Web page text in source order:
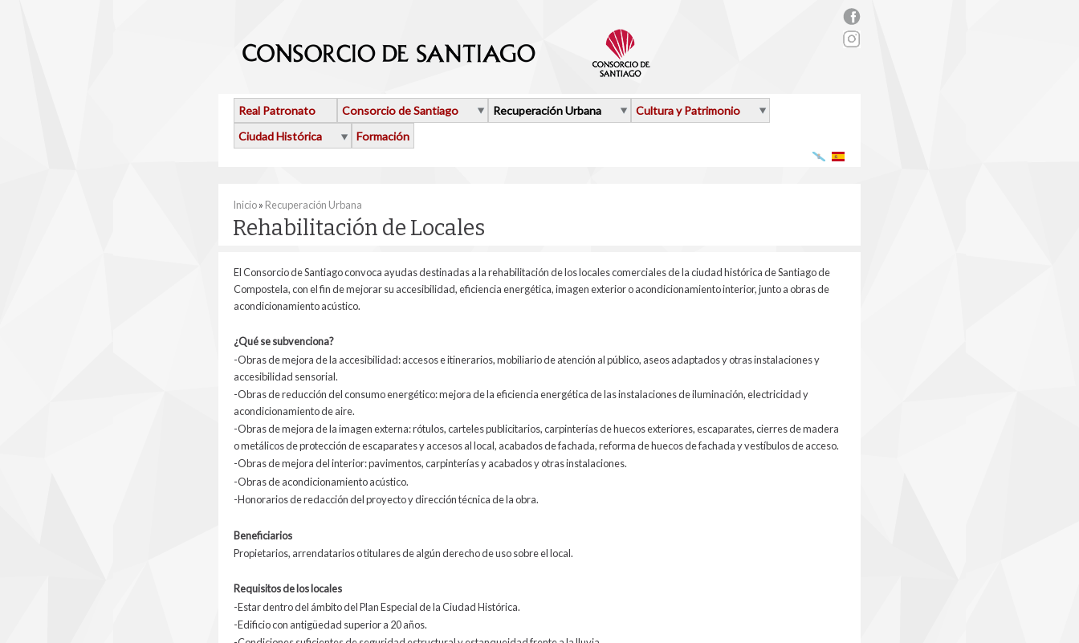
rs_facebook.png
Real Patronato Consorcio de Santiago Recuperación Urbana
Cultura y Patrimonio
Ciudad Histórica
Formación
Se encuentra usted aquí
Inicio» Recuperación Urbana
Rehabilitación de Locales
El Consorcio de Santiago convoca ayudas destinadas a la rehabilitación de los locales comerciales de la ciudad histórica de Santiago de
Compostela, con el fin de mejorar su accesibilidad, eficiencia energética, imagen exterior o acondicionamiento interior, junto a obras de
acondicionamiento acústico.
¿Qué se subvenciona?
-Obras de mejora de la accesibilidad: accesos e itinerarios, mobiliario de atención al público, aseos adaptados y otras instalaciones y
accesibilidad sensorial.
-Obras de reducción del consumo energético: mejora de la eficiencia energética de las instalaciones de iluminación, electricidad y
acondicionamiento de aire.
-Obras de mejora de la imagen externa: rótulos, carteles publicitarios, carpinterías de huecos exteriores, escaparates, cierres de madera
o metálicos de protección de escaparates y accesos al local, acabados de fachada, reforma de huecos de fachada y vestíbulos de acceso.
-Obras de mejora del interior: pavimentos, carpinterías y acabados y otras instalaciones.
-Obras de acondicionamiento acústico.
-Honorarios de redacción del proyecto y dirección técnica de la obra.
Beneficiarios
Propietarios, arrendatarios o titulares de algún derecho de uso sobre el local.
Requisitos de los locales
-Estar dentro del ámbito del Plan Especial de la Ciudad Histórica.
-Edificio con antigüedad superior a 20 años.